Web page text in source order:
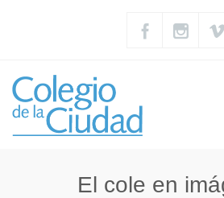
El cole en